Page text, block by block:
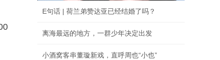
E句话 | 荷兰弟赞达亚已经结婚了吗？
离海最远的地方，一群少年决定出发
小酒窝客串董璇新戏，直呼周也“小也”